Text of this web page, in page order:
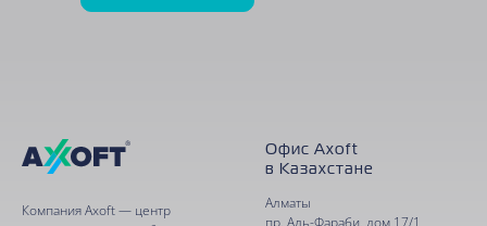
У вас возникли вопросы, нужна
демонстрация или помощь в расчете
стоимости? Напишите нам, и мы ответим
в течение 1 рабочего дня
Компания Axoft — центр
Офис Axoft
в Казахстане
Алматы
пр. Аль-Фараби, дом 17/1